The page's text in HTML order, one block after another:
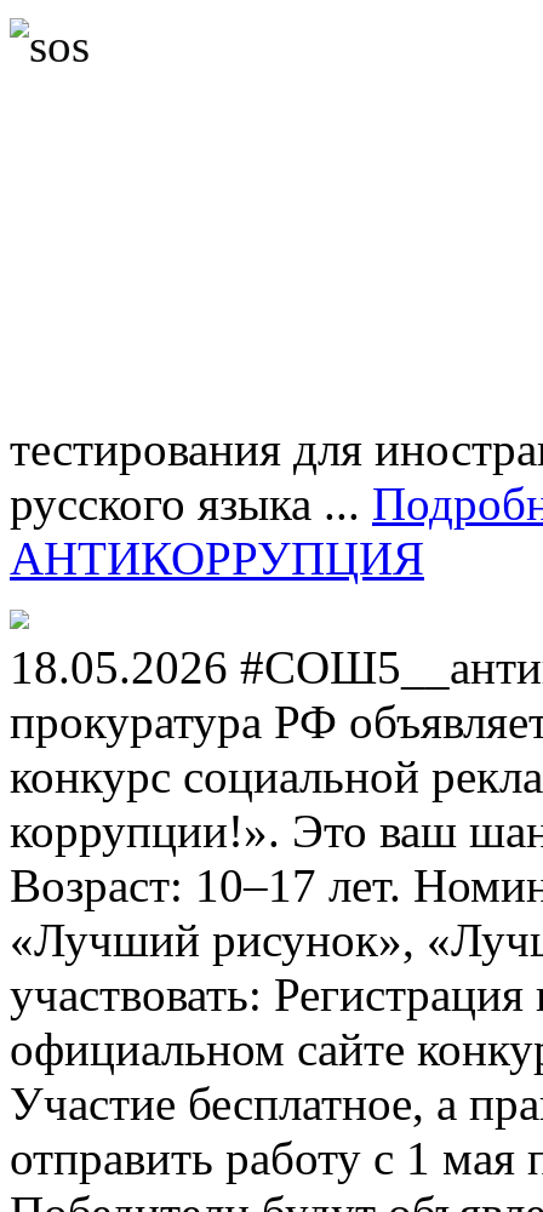
тестирования для
русского языка ...
АНТИКОРРУПЦИЯ
18.05.2026
прокуратура РФ
конкурс социальной
коррупции!». Это ваш
Возраст: 10–17 лет.
«Лучший рисунок»,
участвовать:
официальном сайте
Участие бесплатное, а
отправить работу с 1 мая